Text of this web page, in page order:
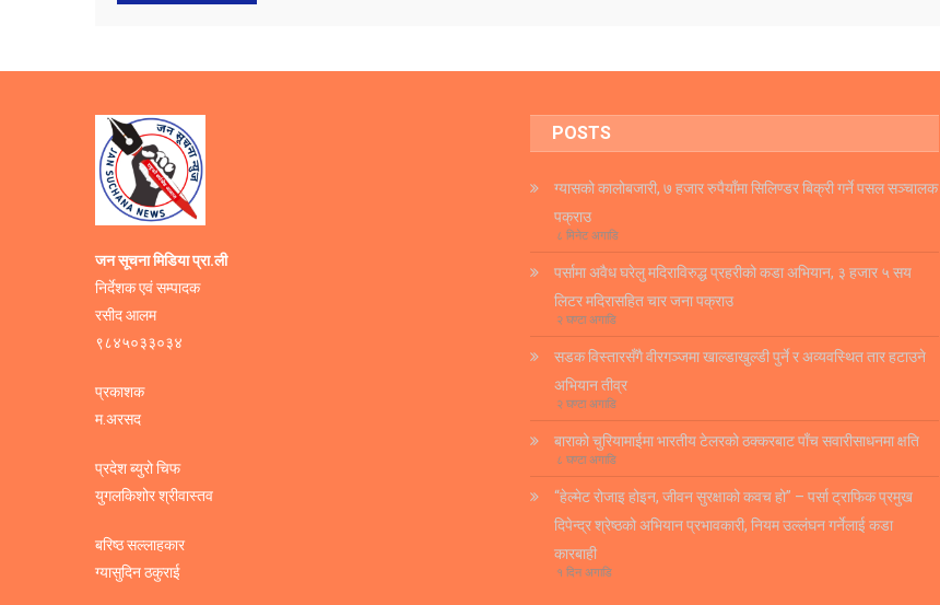
जन सूचना मिडिया प्रा.ली
निर्देशक एवं सम्पादक
रसीद आलम
९८४५०३३०३४
प्रकाशक
म.अरसद
प्रदेश ब्युरो चिफ
युगलकिशोर श्रीवास्तव
बरिष्ठ सल्लाहकार
ग्यासुदिन ठकुराई
POSTS
ग्यासको कालोबजारी, ७ हजार रुपैयाँमा सिलिण्डर बिक्री गर्ने पसल सञ्चालक
पक्राउ
८ मिनेट अगाडि
पर्सामा अवैध घरेलु मदिराविरुद्ध प्रहरीको कडा अभियान, ३ हजार ५ सय
लिटर मदिरासहित चार जना पक्राउ
२ घण्टा अगाडि
सडक विस्तारसँगै वीरगञ्जमा खाल्डाखुल्डी पुर्ने र अव्यवस्थित तार हटाउने
अभियान तीव्र
२ घण्टा अगाडि
बाराको चुरियामाईमा भारतीय टेलरको ठक्करबाट पाँच सवारीसाधनमा क्षति
८ घण्टा अगाडि
“हेल्मेट रोजाइ होइन, जीवन सुरक्षाको कवच हो” – पर्सा ट्राफिक प्रमुख
दिपेन्द्र श्रेष्ठको अभियान प्रभावकारी, नियम उल्लंघन गर्नेलाई कडा
कारबाही
१ दिन अगाडि